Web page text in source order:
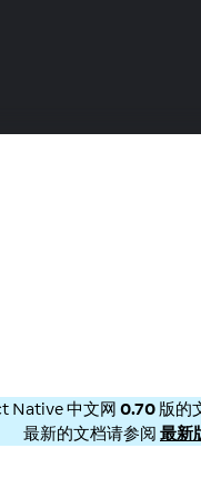
Native 中文网 0.70版的
最新的文档请参阅 最新